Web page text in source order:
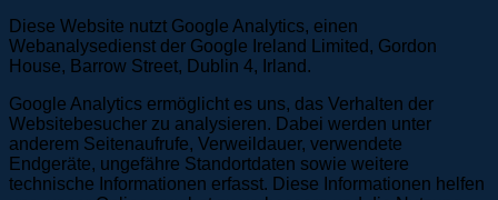
Diese Website nutzt Google Analytics, einen
Webanalysedienst der Google Ireland Limited, Gordon
House, Barrow Street, Dublin 4, Irland.
Google Analytics ermöglicht es uns, das Verhalten der
Websitebesucher zu analysieren. Dabei werden unter
anderem Seitenaufrufe, Verweildauer, verwendete
Endgeräte, ungefähre Standortdaten sowie weitere
technische Informationen erfasst. Diese Informationen helfen